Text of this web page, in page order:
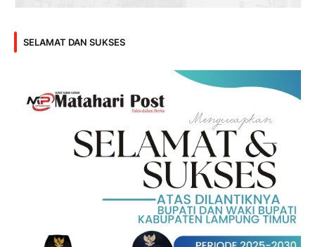
SELAMAT DAN SUKSES